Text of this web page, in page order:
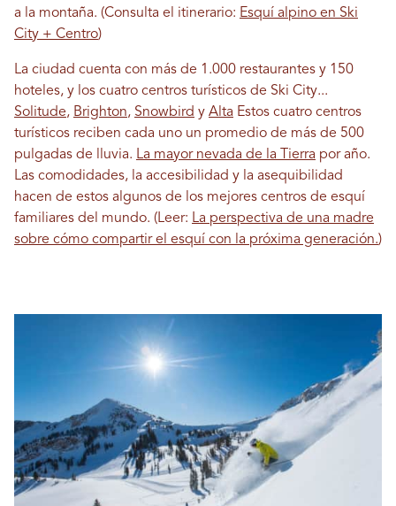
a la montaña. (Consulta el itinerario: Esquí alpino en Ski
City + Centro)
La ciudad cuenta con más de 1.000 restaurantes y 150
hoteles, y los cuatro centros turísticos de Ski City...
Solitude, Brighton, Snowbird y Alta Estos cuatro centros
turísticos reciben cada uno un promedio de más de 500
pulgadas de lluvia. La mayor nevada de la Tierra por año.
Las comodidades, la accesibilidad y la asequibilidad
hacen de estos algunos de los mejores centros de esquí
familiares del mundo. (Leer: La perspectiva de una madre
sobre cómo compartir el esquí con la próxima generación.)